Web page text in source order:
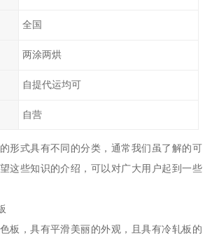
全国
两涂两烘
自提代运均可
自营
形式具有不同的分类，通常我们虽了解的可
这些知识的介绍，可以对广大用户起到一些
板，具有平滑美丽的外观，且具有冷轧板的